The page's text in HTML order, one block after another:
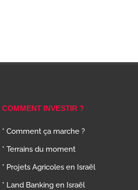
COMMENT INVESTIR ?
* Comment ça marche ?
* Terrains du moment
* Projets Agricoles en Israël
* Land Banking en Israël